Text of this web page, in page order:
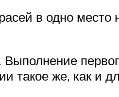
в одно место
такое же, как и